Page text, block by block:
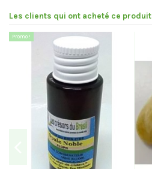
Les clients qui ont acheté ce
Promo !